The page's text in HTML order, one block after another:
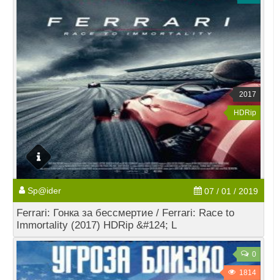
2017
HDRip
Sp@ider 07 / 01 / 2019
Ferrari: Гонка за бессмертие / Ferrari: Race to
Immortality (2017) HDRip &#124; L
0
1814